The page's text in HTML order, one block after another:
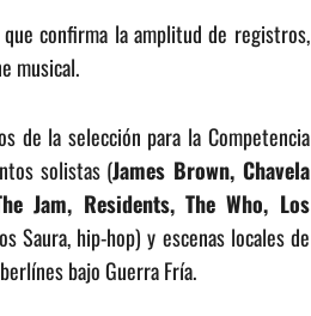
confirma la amplitud de registros,
musical.
de la selección para la Competencia
solistas (James Brown, Chavela
Jam, Residents, The Who, Los
Saura, hip-hop) y escenas locales de
bajo Guerra Fría.